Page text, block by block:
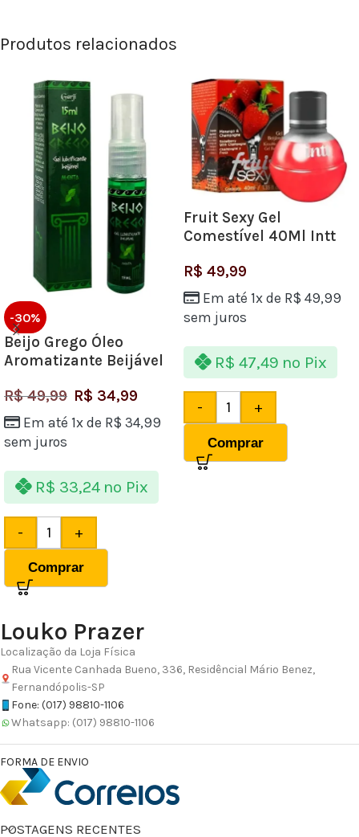
Produtos relacionados
-30%
Beijo Grego Óleo
Aromatizante Beijável
R$49,99 R$ 34,99
Em até 1x de R$ 34,99
sem juros
R$ 33,24 no Pix
- +
Comprar
Fruit Sexy Gel
Comestível 40Ml Intt
Champanhe Hot
R$ 49,99
Em até 1x de R$ 49,99
sem juros
R$ 47,49 no Pix
- +
Comprar
Louko Prazer
Localização da Loja Física
Rua Vicente Canhada Bueno, 336, Residêncial Mário Benez,
Fernandópolis-SP
Fone: (017) 98810-1106
Whatsapp: (017) 98810-1106
FORMA DE ENVIO
POSTAGENS RECENTES